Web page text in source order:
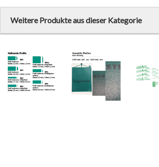
Weitere Produkte aus dieser Kategorie